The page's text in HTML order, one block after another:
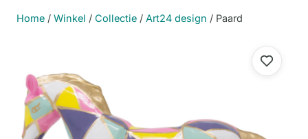
Home / Winkel / Collectie / Art24 design / Paard